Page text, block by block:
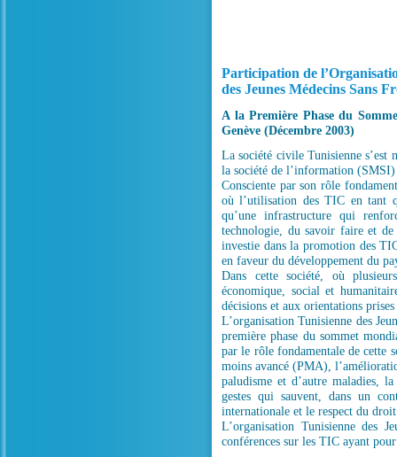
Participation de
des Jeunes Médecins Sans
A la Première Phase du
Genève (Décembre 2003)
La société civile Tunisienne s’est
la société de l’information (SMSI)
Consciente par son rôle
où l’utilisation des TIC en tant
qu’une infrastructure qui
technologie, du savoir faire et
investie dans la promotion des
en faveur du développement du
Dans cette société, où
économique, social et
décisions et aux orientations
L’organisation Tunisienne des
première phase du sommet
par le rôle fondamentale de cette
moins avancé (PMA),
paludisme et d’autre maladies,
gestes qui sauvent, dans un
internationale et le respect du
L’organisation Tunisienne des
conférences sur les TIC ayant